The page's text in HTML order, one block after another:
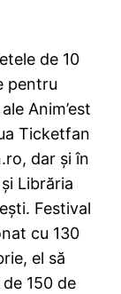
de 10
pentru
Anim’est
Ticketfan
dar şi în
Librăria
Festival
cu 130
el să
150 de